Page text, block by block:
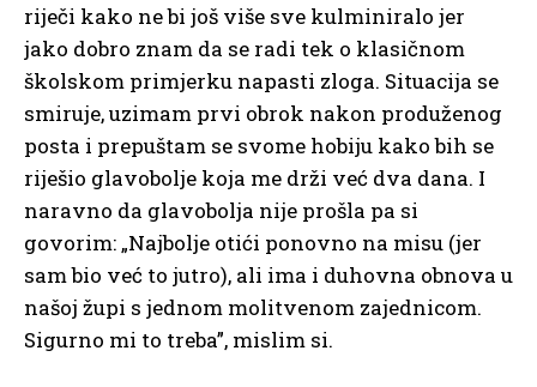
riječi kako ne bi još više sve kulminiralo jer
jako dobro znam da se radi tek o klasičnom
školskom primjerku napasti zloga. Situacija se
smiruje, uzimam prvi obrok nakon produženog
posta i prepuštam se svome hobiju kako bih se
riješio glavobolje koja me drži već dva dana. I
naravno da glavobolja nije prošla pa si
govorim: „Najbolje otići ponovno na misu (jer
sam bio već to jutro), ali ima i duhovna obnova u
našoj župi s jednom molitvenom zajednicom.
Sigurno mi to treba”, mislim si.